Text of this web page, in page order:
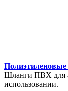
Шланги ПВХ для
использовании.